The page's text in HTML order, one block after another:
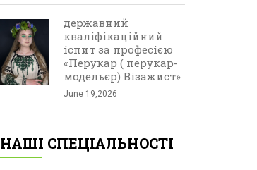
державний
кваліфікаційний
іспит за професією
«Перукар ( перукар-
модельєр) Візажист»
June 19,2026
НАШІ СПЕЦІАЛЬНОСТІ